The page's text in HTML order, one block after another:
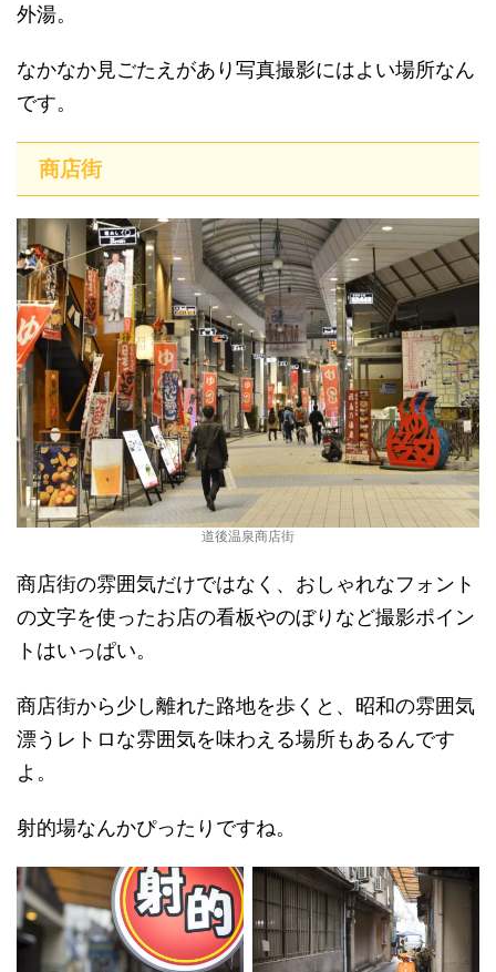
外湯。
なかなか見ごたえがあり写真撮影にはよい場所なん
です。
商店街
道後温泉商店街
商店街の雰囲気だけではなく、おしゃれなフォント
の文字を使ったお店の看板やのぼりなど撮影ポイン
トはいっぱい。
商店街から少し離れた路地を歩くと、昭和の雰囲気
漂うレトロな雰囲気を味わえる場所もあるんです
よ。
射的場なんかぴったりですね。